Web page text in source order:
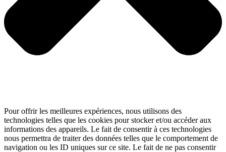
Pour offrir les meilleures expériences, nous utilisons des
technologies telles que les cookies pour stocker et/ou accéder aux
informations des appareils. Le fait de consentir à ces technologies
nous permettra de traiter des données telles que le comportement de
navigation ou les ID uniques sur ce site. Le fait de ne pas consentir